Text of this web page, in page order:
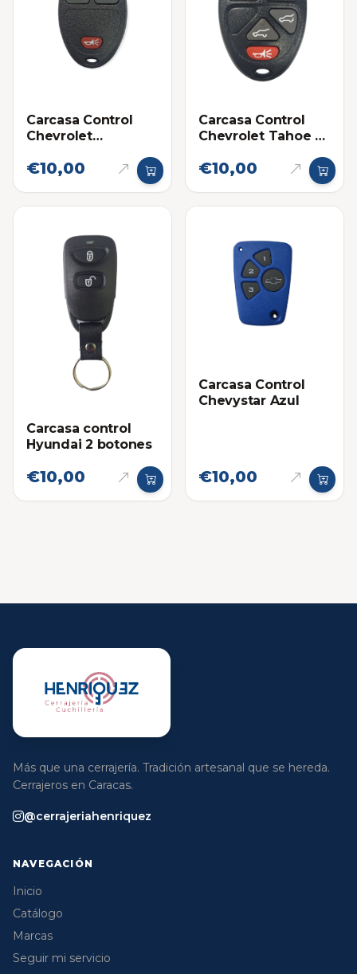
Carcasa Control
Chevrolet
€10,00
Carcasa Control
Chevrolet Tahoe 6
€10,00
Carcasa control
Hyundai 2 botones
€10,00
Carcasa Control
Chevystar Azul
€10,00
Más que una cerrajería. Tradición artesanal que se hereda.
Cerrajeros en Caracas.
@cerrajeriahenriquez
NAVEGACIÓN
Inicio
Catálogo
Marcas
Seguir mi servicio